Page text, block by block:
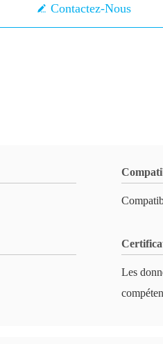
Contactez-Nous
Les